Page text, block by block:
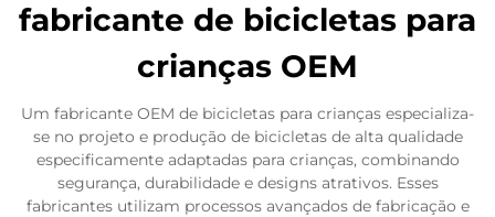
fabricante de bicicletas para
crianças OEM
Um fabricante OEM de bicicletas para crianças especializa-
se no projeto e produção de bicicletas de alta qualidade
especificamente adaptadas para crianças, combinando
segurança, durabilidade e designs atrativos. Esses
fabricantes utilizam processos avançados de fabricação e